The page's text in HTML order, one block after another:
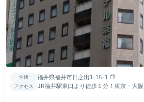
住所 福井県福井市日之出1-18-1
アクセス
JR福井駅東口より徒歩１分！東京・大